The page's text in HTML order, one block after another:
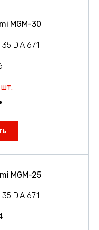
MGM-30
DIA 67.1
шт.
MGM-25
DIA 67.1